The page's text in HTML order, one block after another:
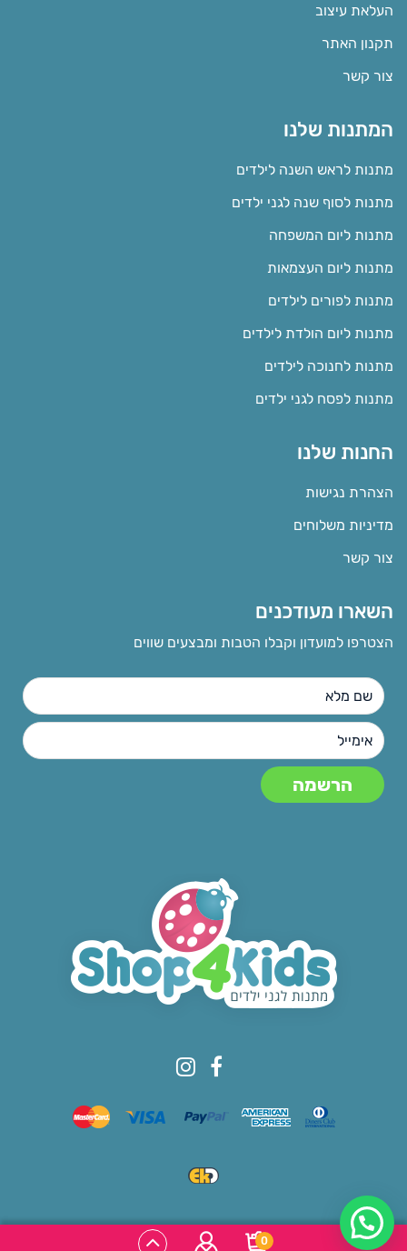
0
העלאת עיצוב
תקנון האתר
צור קשר
המתנות שלנו
מתנות לראש השנה לילדים
מתנות לסוף שנה לגני ילדים
מתנות ליום המשפחה
מתנות ליום העצמאות
מתנות לפורים לילדים
מתנות ליום הולדת לילדים
מתנות לחנוכה לילדים
מתנות לפסח לגני ילדים
החנות שלנו
הצהרת נגישות
מדיניות משלוחים
צור קשר
השארו מעודכנים
הצטרפו למועדון וקבלו הטבות ומבצעים שווים
© All rights reserved to Shop4kids